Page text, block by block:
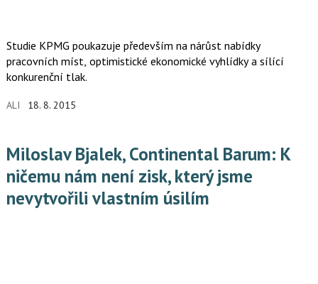
Studie KPMG poukazuje především na nárůst nabídky
pracovních míst, optimistické ekonomické vyhlídky a sílící
konkurenční tlak.
ALI 18. 8. 2015
Miloslav Bjalek, Continental Barum: K
ničemu nám není zisk, který jsme
nevytvořili vlastním úsilím